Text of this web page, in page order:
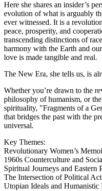
Here she shares an insider’s
evolution of what is arguably
ever witnessed. It is a
peace, prosperity, and
transcending distinctions of
harmony with the Earth and
love is made tangible and real.
The New Era, she tells us, is
Whether you’re drawn to the
philosophy of humanism, or
spirituality, "Fragments of a
that bridges the past with the
universal.
Key Themes:
Revolutionary Women’s
1960s Counterculture and
Spiritual Journeys and Eastern
The Intersection of Political
Utopian Ideals and Humanistic